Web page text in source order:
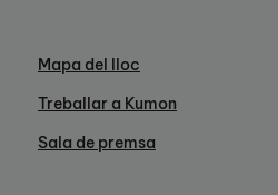
Mapa del lloc
Treballar a Kumon
Sala de premsa